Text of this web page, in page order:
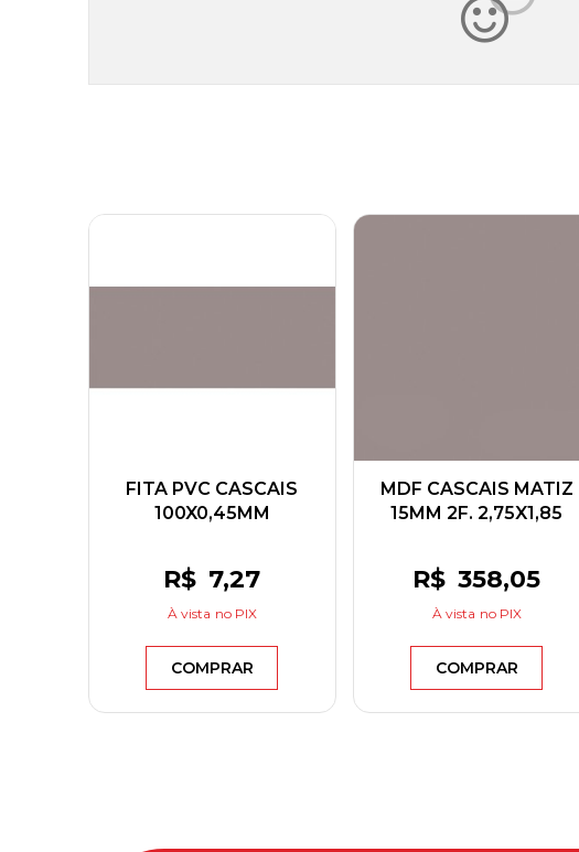
FITA PVC CASCAIS
100X0,45MM
R$ 7,27
À vista no PIX
COMPRAR
MDF CASCAIS MATIZ
15MM 2F. 2,75X1,85
R$ 358,05
À vista no PIX
COMPRAR